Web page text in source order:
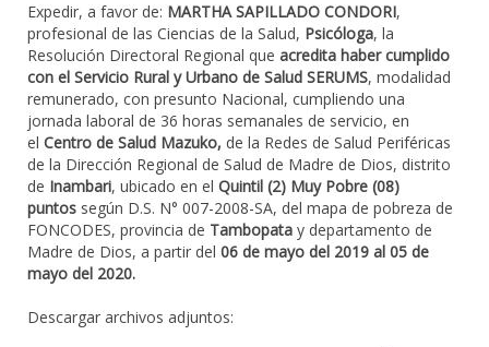
Expedir, a favor de: MARTHA SAPILLADO CONDORI,
profesional de las Ciencias de la Salud, Psicóloga, la
Resolución Directoral Regional que acredita haber cumplido
con el Servicio Rural y Urbano de Salud SERUMS, modalidad
remunerado, con presunto Nacional, cumpliendo una
jornada laboral de 36 horas semanales de servicio, en
el Centro de Salud Mazuko, de la Redes de Salud Periféricas
de la Dirección Regional de Salud de Madre de Dios, distrito
de Inambari, ubicado en el Quintil (2) Muy Pobre (08)
puntos según D.S. N° 007-2008-SA, del mapa de pobreza de
FONCODES, provincia de Tambopata y departamento de
Madre de Dios, a partir del 06 de mayo del 2019 al 05 de
mayo del 2020.
Descargar archivos adjuntos: